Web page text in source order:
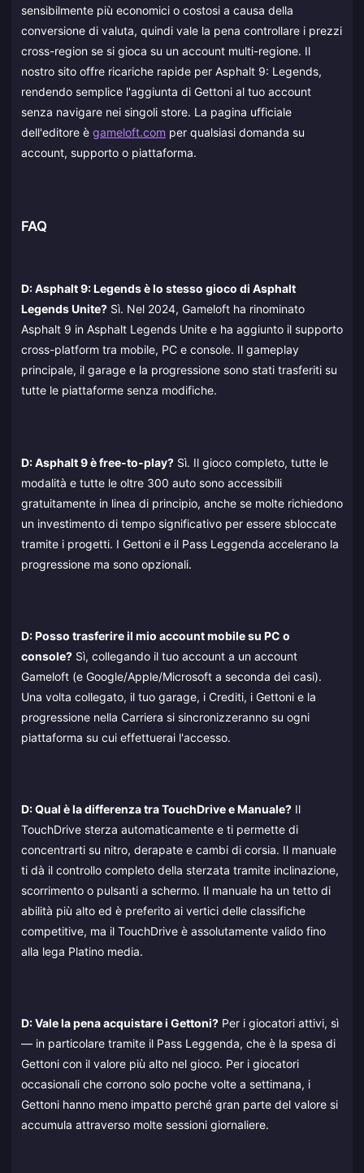
sensibilmente più economici o costosi a causa della
conversione di valuta, quindi vale la pena controllare i prezzi
cross-region se si gioca su un account multi-regione. Il
nostro sito offre ricariche rapide per Asphalt 9: Legends,
rendendo semplice l'aggiunta di Gettoni al tuo account
senza navigare nei singoli store. La pagina ufficiale
dell'editore è gameloft.com per qualsiasi domanda su
account, supporto o piattaforma.
FAQ
D: Asphalt 9: Legends è lo stesso gioco di Asphalt
Legends Unite? Sì. Nel 2024, Gameloft ha rinominato
Asphalt 9 in Asphalt Legends Unite e ha aggiunto il supporto
cross-platform tra mobile, PC e console. Il gameplay
principale, il garage e la progressione sono stati trasferiti su
tutte le piattaforme senza modifiche.
D: Asphalt 9 è free-to-play? Sì. Il gioco completo, tutte le
modalità e tutte le oltre 300 auto sono accessibili
gratuitamente in linea di principio, anche se molte richiedono
un investimento di tempo significativo per essere sbloccate
tramite i progetti. I Gettoni e il Pass Leggenda accelerano la
progressione ma sono opzionali.
D: Posso trasferire il mio account mobile su PC o
console? Sì, collegando il tuo account a un account
Gameloft (e Google/Apple/Microsoft a seconda dei casi).
Una volta collegato, il tuo garage, i Crediti, i Gettoni e la
progressione nella Carriera si sincronizzeranno su ogni
piattaforma su cui effettuerai l'accesso.
D: Qual è la differenza tra TouchDrive e Manuale? Il
TouchDrive sterza automaticamente e ti permette di
concentrarti su nitro, derapate e cambi di corsia. Il manuale
ti dà il controllo completo della sterzata tramite inclinazione,
scorrimento o pulsanti a schermo. Il manuale ha un tetto di
abilità più alto ed è preferito ai vertici delle classifiche
competitive, ma il TouchDrive è assolutamente valido fino
alla lega Platino media.
D: Vale la pena acquistare i Gettoni? Per i giocatori attivi, sì
— in particolare tramite il Pass Leggenda, che è la spesa di
Gettoni con il valore più alto nel gioco. Per i giocatori
occasionali che corrono solo poche volte a settimana, i
Gettoni hanno meno impatto perché gran parte del valore si
accumula attraverso molte sessioni giornaliere.